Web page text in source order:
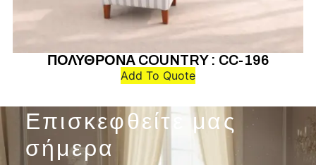
ΠΟΛΥΘΡΟΝΑ COUNTRY : CC-196
Add To Quote
Επισκεφθείτε μας
σήμερα